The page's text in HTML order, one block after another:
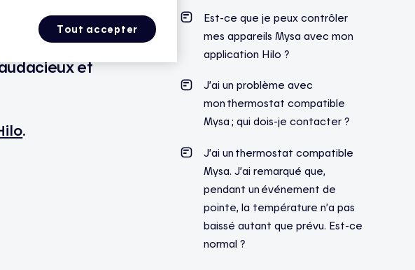
et
.
Est-ce que je peux contrôler
mes appareils Mysa avec mon
application Hilo ?
J’ai un problème avec
mon thermostat compatible
Mysa ; qui dois-je contacter ?
J’ai un thermostat compatible
Mysa. J’ai remarqué que,
pendant un événement de
pointe, la température n’a pas
baissé autant que prévu. Est-ce
normal ?
Tout accepter